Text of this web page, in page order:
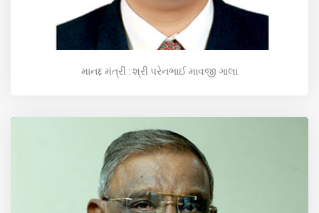
માનદ્દ મંત્રી : શ્રી પરેનભાઈ માવજી ગાલા